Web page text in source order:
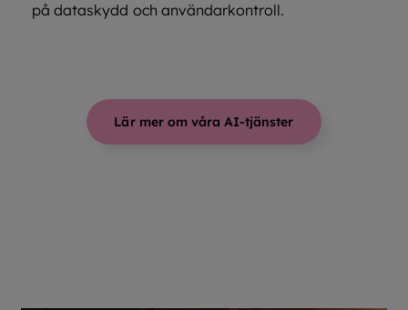
på dataskydd och användarkontroll.
Lär mer om våra AI-tjänster